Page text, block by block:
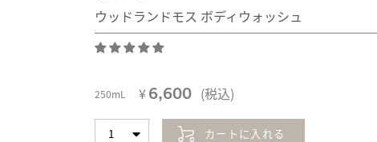
ウッドランドモス ボディウォッシュ
250mL ¥ 6,600 (税込)
カートに入れる